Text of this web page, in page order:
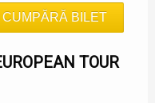
CUMPĂRĂ BILET
TOUR